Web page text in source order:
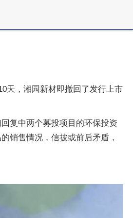
天，湘园新材即撤回了发行上市
复中两个募投项目的环保投资
销售情况，信披或前后矛盾，